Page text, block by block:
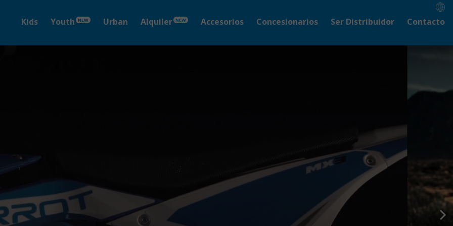
Kids Youth NEW Urban Alquiler NEW Accesorios Concesionarios Ser Distribuidor Contacto